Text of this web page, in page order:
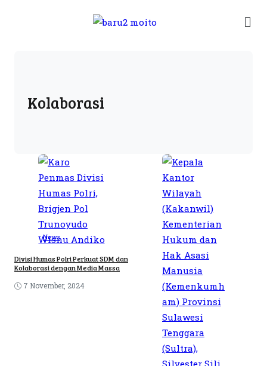
Kolaborasi
News
Divisi Humas Polri Perkuat SDM dan
Kolaborasi dengan Media Massa
7 November, 2024